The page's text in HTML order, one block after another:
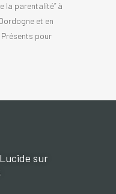
la parentalité” à
et en
pour
sur